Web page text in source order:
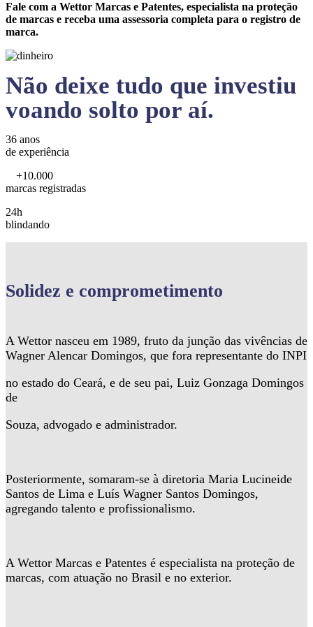
Fale com a Wettor Marcas e Patentes, especialista na proteção
de marcas e receba uma assessoria completa para o registro de
marca.
Não deixe tudo que investiu
voando solto por aí.
36 anos
de experiência
+10.000
marcas registradas
24h
blindando
Solidez e comprometimento
A Wettor nasceu em 1989, fruto da junção das vivências de
Wagner Alencar Domingos, que fora representante do INPI
no estado do Ceará, e de seu pai, Luiz Gonzaga Domingos
de
Souza, advogado e administrador.
Posteriormente, somaram-se à diretoria Maria Lucineide
Santos de Lima e Luís Wagner Santos Domingos,
agregando talento e profissionalismo.
A Wettor Marcas e Patentes é especialista na proteção de
marcas, com atuação no Brasil e no exterior.